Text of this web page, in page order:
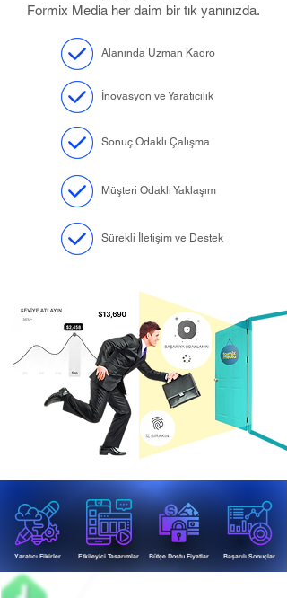
Formix Media her daim bir tık yanınızda.
Alanında Uzman Kadro
İnovasyon ve Yaratıcılık
Sonuç Odaklı Çalışma
Müşteri Odaklı Yaklaşım
Sürekli İletişim ve Destek
Yaratıcı Fikirler Etkileyici Tasarımlar Bütçe Dostu Fiyatlar Başarılı Sonuçlar